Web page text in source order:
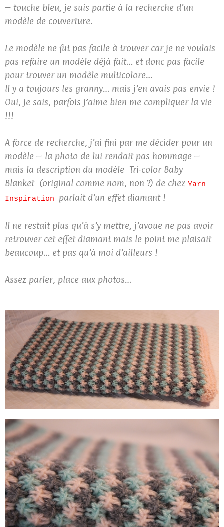
– touche bleu, je suis partie à la recherche d’un
modèle de couverture.
Le modèle ne fut pas facile à trouver car je ne voulais
pas refaire un modèle déjà fait… et donc pas facile
pour trouver un modèle multicolore…
Il y a toujours les granny… mais j’en avais pas envie !
Oui, je sais, parfois j’aime bien me compliquer la vie
!!!
A force de recherche, j’ai fini par me décider pour un
modèle – la photo de lui rendait pas hommage –
mais la description du modèle Tri-color Baby
Blanket (original comme nom, non ?) de chez Yarn
Inspiration parlait d’un effet diamant !
Il ne restait plus qu’à s’y mettre, j’avoue ne pas avoir
retrouver cet effet diamant mais le point me plaisait
beaucoup… et pas qu’à moi d’ailleurs !
Assez parler, place aux photos…